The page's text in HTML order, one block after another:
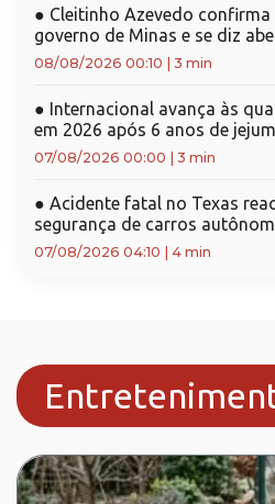
● Cleitinho Azevedo
governo de Minas e se diz
08/08/2026 00:10 3 min
● Internacional avança às
em 2026 após 6 anos de jejum
07/08/2026 00:00 3 min
● Acidente fatal no Texas
segurança de carros
07/08/2026 04:10 4 min